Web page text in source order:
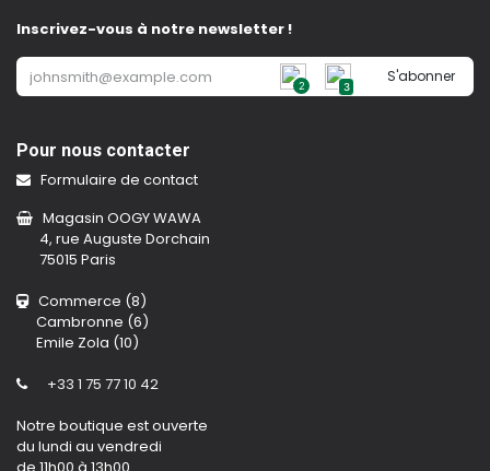
Inscrivez-vous à notre newsletter !
2 3
S'abonner
Pour nous contacter
Formulaire de contact
Magasin OOGY WAWA
4, rue Auguste Dorchain
75015 Paris
Commerce (8)
Cambronne (6)
Emile Zola (10)
+33 1 75 77 10 42
Notre boutique est ouverte
du lundi au vendredi